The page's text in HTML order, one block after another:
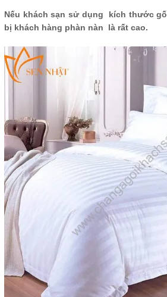
Nếu khách sạn sử dụng kích thước
bị khách hàng phàn nàn là rất cao.